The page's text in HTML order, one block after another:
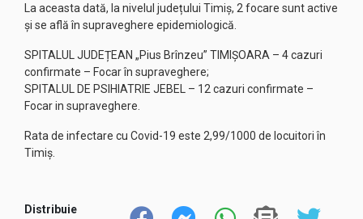
La aceasta dată, la nivelul județului Timiș, 2 focare sunt active
și se află în supraveghere epidemiologică.
SPITALUL JUDEȚEAN „Pius Brînzeu” TIMIȘOARA – 4 cazuri
confirmate – Focar în supraveghere;
SPITALUL DE PSIHIATRIE JEBEL – 12 cazuri confirmate –
Focar in supraveghere.
Rata de infectare cu Covid-19 este 2,99/1000 de locuitori în
Timiș.
Distribuie